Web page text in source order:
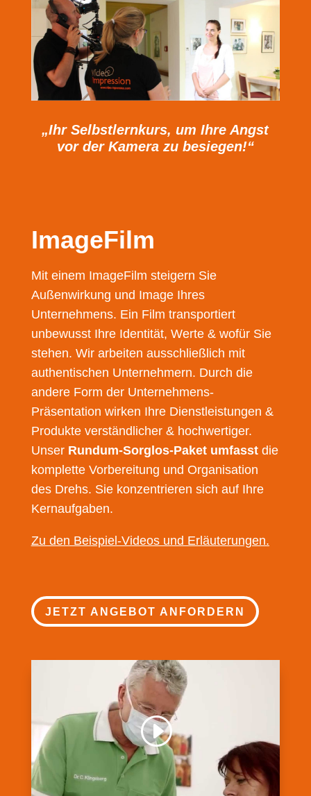
„Ihr Selbstlernkurs, um Ihre Angst
vor der Kamera zu besiegen!“
ImageFilm
Mit einem ImageFilm steigern Sie
Außenwirkung und Image Ihres
Unternehmens. Ein Film transportiert
unbewusst Ihre Identität, Werte & wofür Sie
stehen. Wir arbeiten ausschließlich mit
authentischen Unternehmern. Durch die
andere Form der Unternehmens-
Präsentation wirken Ihre Dienstleistungen &
Produkte verständlicher & hochwertiger.
Unser Rundum-Sorglos-Paket umfasst die
komplette Vorbereitung und Organisation
des Drehs. Sie konzentrieren sich auf Ihre
Kernaufgaben.
Zu den Beispiel-Videos und Erläuterungen.
JETZT ANGEBOT ANFORDERN